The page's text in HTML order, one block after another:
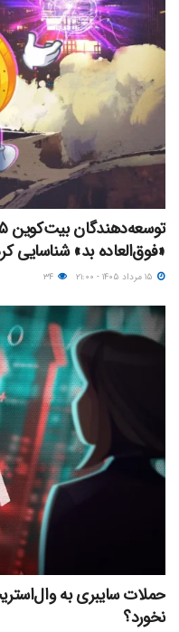
«فوق‌العاده بد» شناسایی
حملات سایبری به
نخورد؟